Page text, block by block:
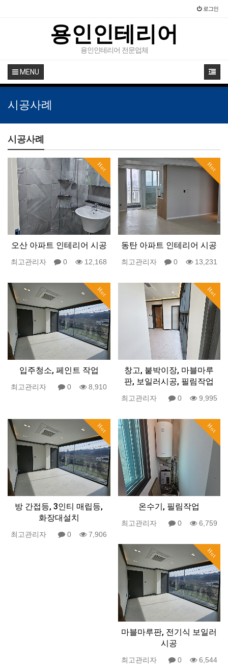
로그인
용인인테리어
용인인테리어 전문업체
MENU
시공사례
시공사례
Hot
오산 아파트 인테리어 시공
최고관리자 0 12,168
Hot
동탄 아파트 인테리어 시공
최고관리자 0 13,231
Hot
입주청소, 페인트 작업
최고관리자 0 8,910
Hot
창고, 붙박이장, 마블마루
판, 보일러시공, 필림작업
최고관리자 0 9,995
Hot
방 간접등, 3인티 매립등,
화장대설치
최고관리자 0 7,906
Hot
온수기, 필림작업
최고관리자 0 6,759
Hot
마블마루판, 전기식 보일러
시공
최고관리자 0 6,544